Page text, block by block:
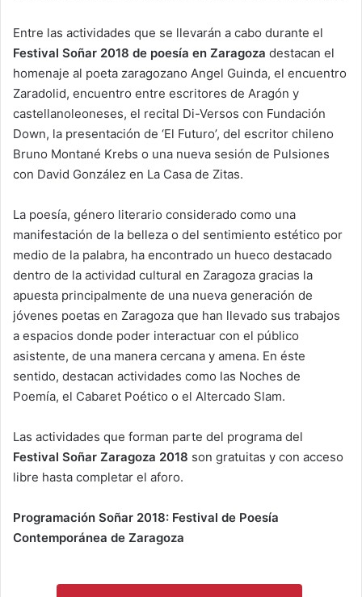
Entre las actividades que se llevarán a cabo durante el
Festival Soñar 2018 de poesía en Zaragoza destacan el
homenaje al poeta zaragozano Angel Guinda, el encuentro
Zaradolid, encuentro entre escritores de Aragón y
castellanoleoneses, el recital Di-Versos con Fundación
Down, la presentación de ‘El Futuro’, del escritor chileno
Bruno Montané Krebs o una nueva sesión de Pulsiones
con David González en La Casa de Zitas.
La poesía, género literario considerado como una
manifestación de la belleza o del sentimiento estético por
medio de la palabra, ha encontrado un hueco destacado
dentro de la actividad cultural en Zaragoza gracias la
apuesta principalmente de una nueva generación de
jóvenes poetas en Zaragoza que han llevado sus trabajos
a espacios donde poder interactuar con el público
asistente, de una manera cercana y amena. En éste
sentido, destacan actividades como las Noches de
Poemía, el Cabaret Poético o el Altercado Slam.
Las actividades que forman parte del programa del
Festival Soñar Zaragoza 2018 son gratuitas y con acceso
libre hasta completar el aforo.
Programación Soñar 2018: Festival de Poesía
Contemporánea de Zaragoza